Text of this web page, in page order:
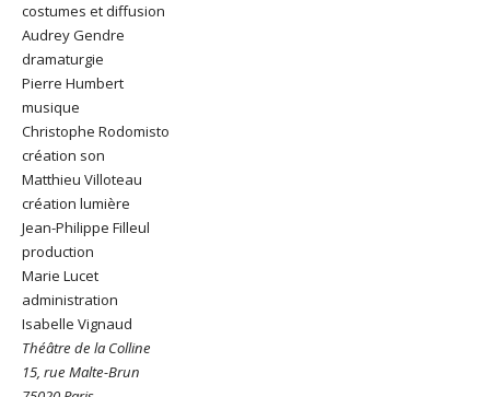
costumes et diffusion
Audrey Gendre
dramaturgie
Pierre Humbert
musique
Christophe Rodomisto
création son
Matthieu Villoteau
création lumière
Jean-Philippe Filleul
production
Marie Lucet
administration
Isabelle Vignaud
Théâtre de la Colline
15, rue Malte-Brun